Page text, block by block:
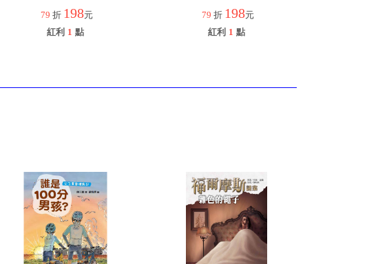
79 折 198元
紅利 1 點
79 折 198元
紅利 1 點